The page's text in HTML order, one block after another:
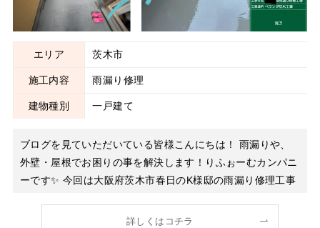
エリア 茨木市
施工内容 雨漏り修理
建物種別 一戸建て
ブログを見ていただいている皆様こんにちは！ 雨漏りや、
外壁・屋根でお困りの事を解決します！りふぉーむカンパニ
ーです✨ 今回は大阪府茨木市春日のK様邸の雨漏り修理工事
連絡があり、早速現地へ！ ある時ご帰宅された際に床に水
詳しくはコチラ